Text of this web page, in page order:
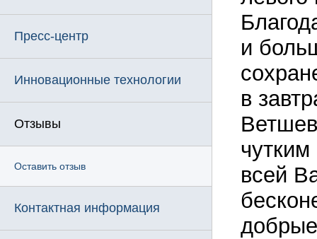
Пресс-центр
Инновационные технологии
Отзывы
Оставить отзыв
Контактная информация
и
в
всей